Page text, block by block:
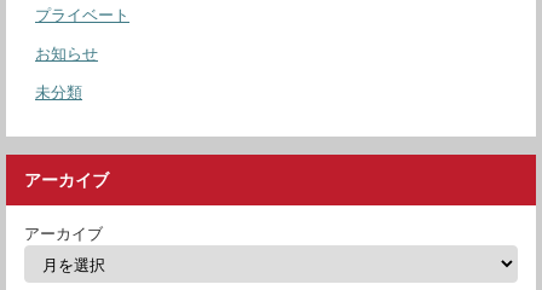
プライベート
お知らせ
未分類
アーカイブ
アーカイブ